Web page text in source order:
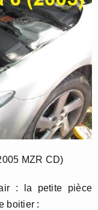
MZR CD)
: la petite pièce
boitier :